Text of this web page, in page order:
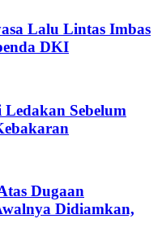
Lalu Lintas Imbas
DKI
Sebelum
Dugaan
Didiamkan,